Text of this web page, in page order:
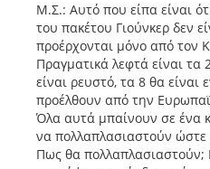
Μ.Σ.: Αυτό που είπα είναι
του πακέτου Γιούνκερ δεν
προέρχονται μόνο από τον
Πραγματικά λεφτά είναι τα
είναι ρευστό, τα 8 θα είναι
προέλθουν από την
Όλα αυτά μπαίνουν σε ένα
να πολλαπλασιαστούν
Πως θα πολλαπλασιαστούν;